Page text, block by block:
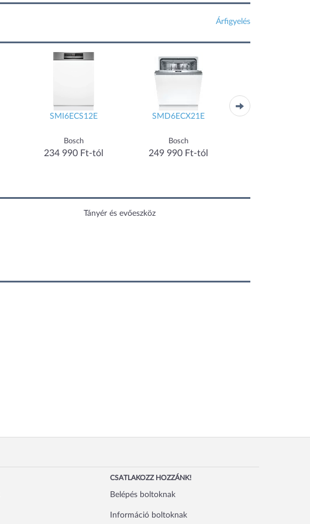
Árfigyelés
SMI6ECS12E
Bosch
234 990 Ft-tól
SMD6ECX21E
Bosch
249 990 Ft-tól
Tányér és evőeszköz
CSATLAKOZZ HOZZÁNK!
Belépés boltoknak
Információ boltoknak